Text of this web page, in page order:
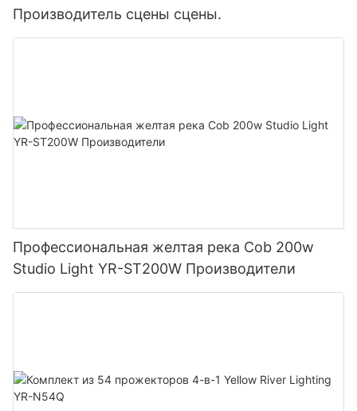
Производитель сцены сцены.
Профессиональная желтая река Cob 200w
Studio Light YR-ST200W Производители